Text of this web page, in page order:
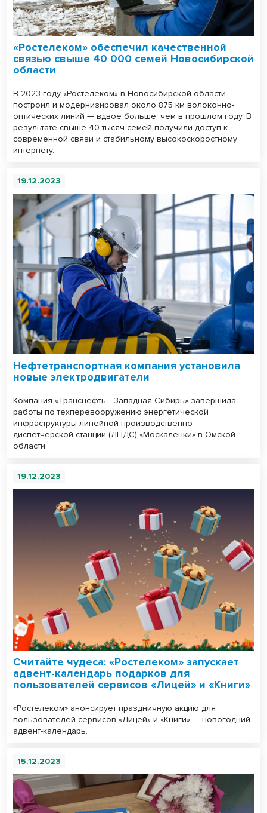
«Ростелеком» обеспечил качественной
связью свыше 40 000 семей Новосибирской
области
В 2023 году «Ростелеком» в Новосибирской области
построил и модернизировал около 875 км волоконно-
оптических линий — вдвое больше, чем в прошлом году. В
результате свыше 40 тысяч семей получили доступ к
современной связи и стабильному высокоскоростному
интернету.
19.12.2023
Нефтетранспортная компания установила
новые электродвигатели
Компания «Транснефть - Западная Сибирь» завершила
работы по техперевооружению энергетической
инфраструктуры линейной производственно-
диспетчерской станции (ЛПДС) «Москаленки» в Омской
области.
19.12.2023
Считайте чудеса: «Ростелеком» запускает
адвент-календарь подарков для
пользователей сервисов «Лицей» и «Книги»
«Ростелеком» анонсирует праздничную акцию для
пользователей сервисов «Лицей» и «Книги» — новогодний
адвент-календарь.
15.12.2023